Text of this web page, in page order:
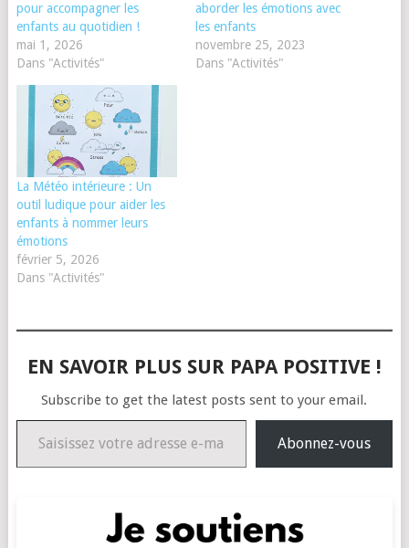
pour accompagner les
enfants au quotidien !
mai 1, 2026
Dans "Activités"
aborder les émotions avec
les enfants
novembre 25, 2023
Dans "Activités"
La Météo intérieure : Un
outil ludique pour aider les
enfants à nommer leurs
émotions
février 5, 2026
Dans "Activités"
EN SAVOIR PLUS SUR PAPA POSITIVE !
Subscribe to get the latest posts sent to your email.
Saisissez votre adresse e-mail…
Abonnez-vous